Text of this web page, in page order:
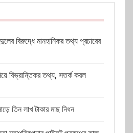
বিরুদ্ধে মানহানিকর তথ্য প্রচারের
বিভ্রান্তিকর তথ্য, সতর্ক করল
তিন লাখ টাকার মাছ নিধন